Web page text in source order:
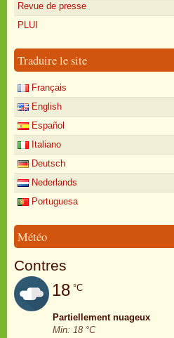
Revue de presse
PLUI
Traduire le site
Français
English
Español
Italiano
Deutsch
Nederlands
Portuguesa
Météo
Contres
18 °C
Partiellement nuageux
Min: 18 °C